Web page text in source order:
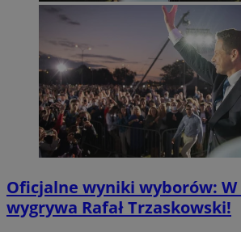
Oficjalne wyniki wyborów: W
wygrywa Rafał Trzaskowski!